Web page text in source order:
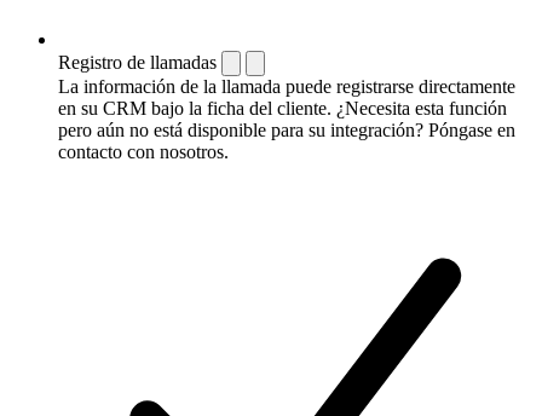
Registro de llamadas
La información de la llamada puede registrarse directamente
en su CRM bajo la ficha del cliente. ¿Necesita esta función
pero aún no está disponible para su integración? Póngase en
contacto con nosotros.